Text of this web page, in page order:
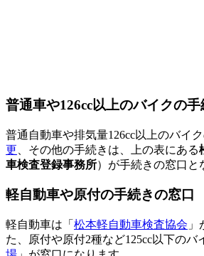
普通車や126cc以上のバイクの手
普通自動車や排気量126cc以上のバイ
更 、その他の手続きは、上の表にある
車検査登録事務所）が手続きの窓口と
軽自動車や原付の手続きの窓口
軽自動車は「 松本軽自動車検査協会 」
た、原付や原付2種など125cc以下のバ